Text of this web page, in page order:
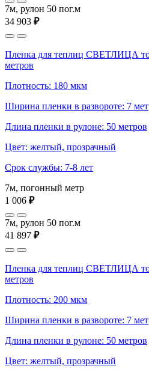
7м, рулон 50 пог.м
34 903 ₽
Пленка для теплиц СВЕТЛИЦА
метров
Плотность: 180 мкм
Ширина пленки в развороте: 7
Длина пленки в рулоне: 50 метров
Цвет: желтый, прозрачный
Срок службы: 7-8 лет
7м, погонный метр
1 006 ₽
7м, рулон 50 пог.м
41 897 ₽
Пленка для теплиц СВЕТЛИЦА
метров
Плотность: 200 мкм
Ширина пленки в развороте: 7
Длина пленки в рулоне: 50 метров
Цвет: желтый, прозрачный